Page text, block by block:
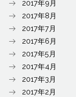
2017年9月
2017年8月
2017年7月
2017年6月
2017年5月
2017年4月
2017年3月
2017年2月